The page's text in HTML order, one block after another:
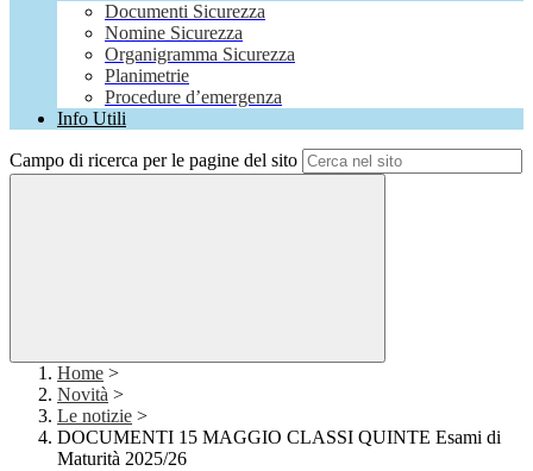
Documenti Sicurezza
Nomine Sicurezza
Organigramma Sicurezza
Planimetrie
Procedure d’emergenza
Info Utili
Campo di ricerca per le pagine del sito
Home >
Novità >
Le notizie >
DOCUMENTI 15 MAGGIO CLASSI QUINTE Esami di
Maturità 2025/26